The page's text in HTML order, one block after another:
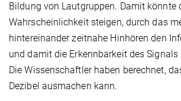
Bildung von Lautgruppen. Damit könnte
Wahrscheinlichkeit steigen, durch das
hintereinander zeitnahe Hinhören den
und damit die Erkennbarkeit des Signals
Die Wissenschaftler haben berechnet,
Dezibel ausmachen kann.